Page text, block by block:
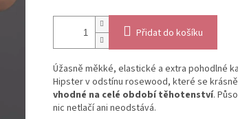
Přidat do košíku
Úžasně měkké, elastické a extra pohodlné
Hipster v odstínu rosewood, které se
vhodné na celé období těhotenství.
nic netlačí ani neodstává.